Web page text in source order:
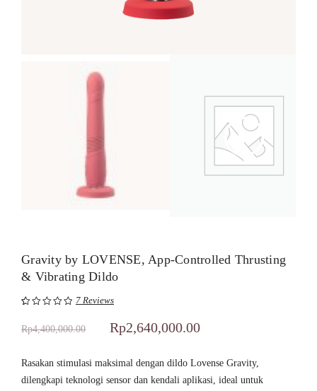
Gravity by LOVENSE, App-Controlled Thrusting
& Vibrating Dildo
berdasarkan
penilaian
7 Reviews
Rp4,400,000.00 Rp2,640,000.00
Rasakan stimulasi maksimal dengan dildo Lovense Gravity,
dilengkapi teknologi sensor dan kendali aplikasi, ideal untuk